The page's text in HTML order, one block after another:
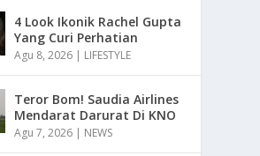
4 Look Ikonik Rachel Gupta
Yang Curi Perhatian
Agu 8, 2026 | LIFESTYLE
Teror Bom! Saudia Airlines
Mendarat Darurat Di KNO
Agu 7, 2026 | NEWS